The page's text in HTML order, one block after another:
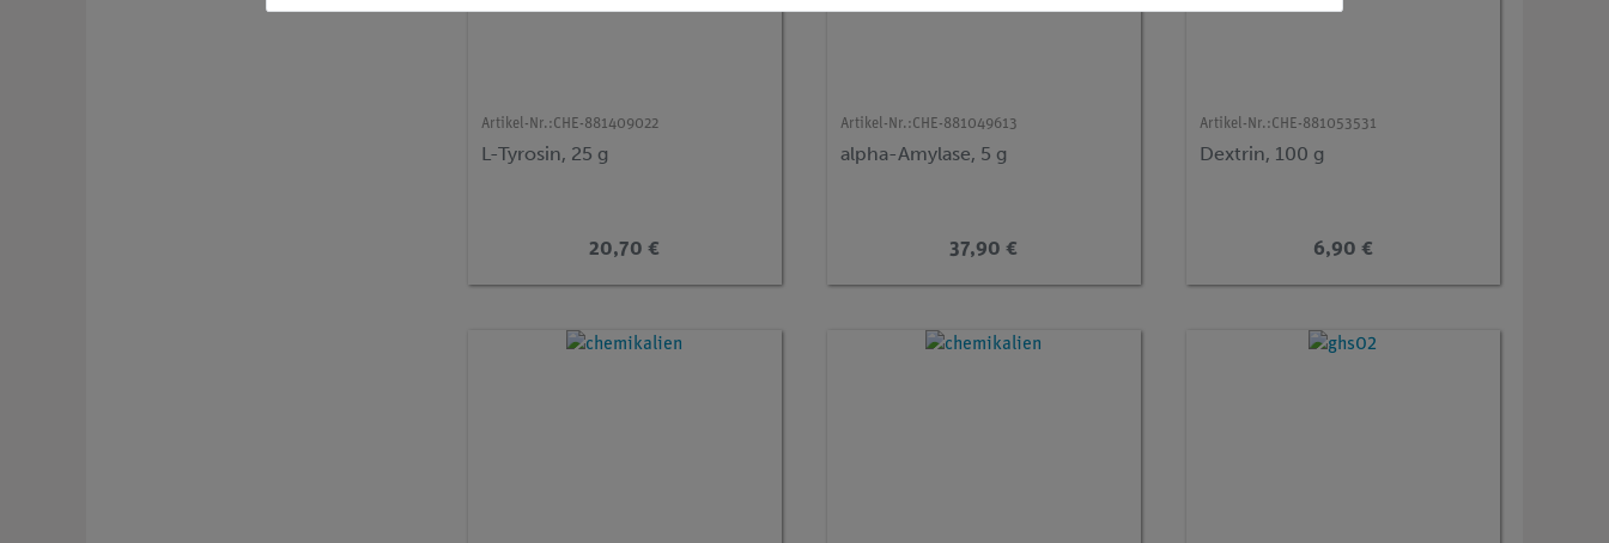
Artikel-Nr.:CHE-881409022
L-Tyrosin, 25 g
20,70 €
Artikel-Nr.:CHE-881049613
alpha-Amylase, 5 g
37,90 €
Artikel-Nr.:CHE-881053531
Dextrin, 100 g
6,90 €